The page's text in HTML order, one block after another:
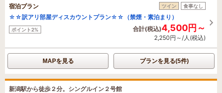
宿泊プラン ツイン 食事なし
☆☆訳アリ部屋ディスカウントプラン☆☆（禁煙・素泊まり）
ポイント2% 合計(税込)4,500円～
2,250円～/人(税込)
MAPを見る プランを見る(5件)
新潟駅から徒歩２分。シングルイン２号館